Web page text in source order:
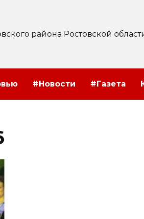
района Ростовской
#Новости #Газета